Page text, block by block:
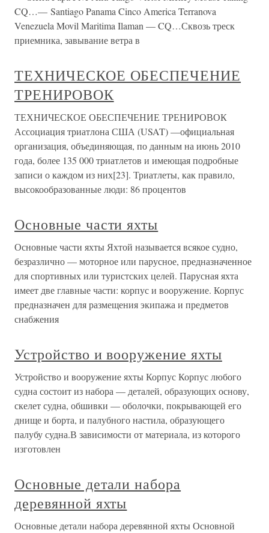
CQ…— Santiago Panama Cinco America Terranova
Venezuela Movil Maritima Ilaman — CQ…Сквозь треск
приемника, завывание ветра в
ТЕХНИЧЕСКОЕ ОБЕСПЕЧЕНИЕ
ТРЕНИРОВОК
ТЕХНИЧЕСКОЕ ОБЕСПЕЧЕНИЕ ТРЕНИРОВОК
Ассоциация триатлона США (USAT) —официальная
организация, объединяющая, по данным на июнь 2010
года, более 135 000 триатлетов и имеющая подробные
записи о каждом из них[23]. Триатлеты, как правило,
высокообразованные люди: 86 процентов
Основные части яхты
Основные части яхты Яхтой называется всякое судно,
безразлично — моторное или парусное, предназначенное
для спортивных или туристских целей. Парусная яхта
имеет две главные части: корпус и вооружение. Корпус
предназначен для размещения экипажа и предметов
снабжения
Устройство и вооружение яхты
Устройство и вооружение яхты Корпус Корпус любого
судна состоит из набора — деталей, образующих основу,
скелет судна, обшивки — оболочки, покрывающей его
днище и борта, и палубного настила, образующего
палубу судна.В зависимости от материала, из которого
изготовлен
Основные детали набора
деревянной яхты
Основные детали набора деревянной яхты Основной